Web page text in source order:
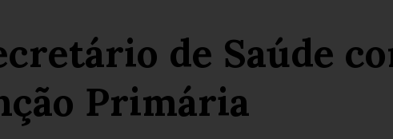
de Saúde
Primária